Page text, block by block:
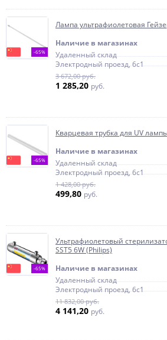
-65%
Лампа ультрафиолетовая
Наличие в магазинах
Удаленный склад
Электродный проезд, 6с1
3 672,00 руб.
1 285,20 руб.
-65%
Кварцевая трубка для UV
Наличие в магазинах
Удаленный склад
Электродный проезд, 6с1
1 428,00 руб.
499,80 руб.
-65%
Ультрафиолетовый
SST5 6W (Philips)
Наличие в магазинах
Удаленный склад
Электродный проезд, 6с1
11 832,00 руб.
4 141,20 руб.